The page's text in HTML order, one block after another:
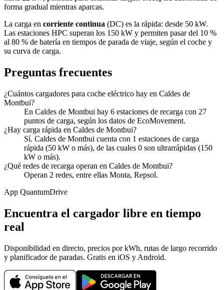
forma gradual mientras aparcas.
La carga en corriente continua (DC) es la rápida: desde 50 kW.
Las estaciones HPC superan los 150 kW y permiten pasar del 10 %
al 80 % de batería en tiempos de parada de viaje, según el coche y
su curva de carga.
Preguntas frecuentes
¿Cuántos cargadores para coche eléctrico hay en Caldes de
Montbui?
En Caldes de Montbui hay 6 estaciones de recarga con 27
puntos de carga, según los datos de EcoMovement.
¿Hay carga rápida en Caldes de Montbui?
Sí. Caldes de Montbui cuenta con 1 estaciones de carga
rápida (50 kW o más), de las cuales 0 son ultrarrápidas (150
kW o más).
¿Qué redes de recarga operan en Caldes de Montbui?
Operan 2 redes, entre ellas Monta, Repsol.
App QuantumDrive
Encuentra el cargador libre en tiempo
real
Disponibilidad en directo, precios por kWh, rutas de largo recorrido
y planificador de paradas. Gratis en iOS y Android.